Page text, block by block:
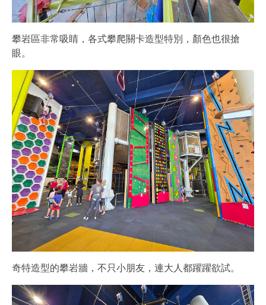
攀岩區非常吸睛，各式攀爬關卡造型特別，顏色也很搶
眼。
奇特造型的攀岩牆，不只小朋友，連大人都躍躍欲試。